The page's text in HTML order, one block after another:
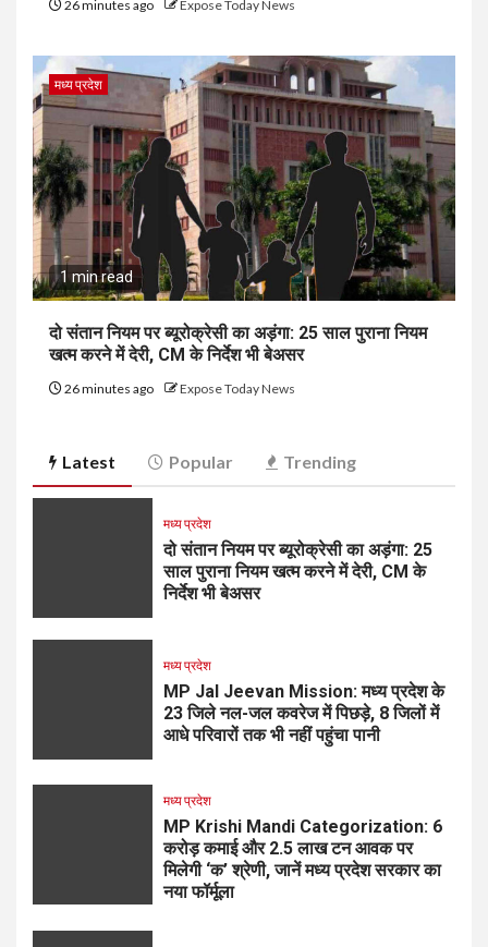
26 minutes ago Expose Today News
मध्य प्रदेश
1 min read
दो संतान नियम पर ब्यूरोक्रेसी का अड़ंगा: 25 साल पुराना नियम
खत्म करने में देरी, CM के निर्देश भी बेअसर
26 minutes ago Expose Today News
Latest Popular Trending
मध्य प्रदेश
दो संतान नियम पर ब्यूरोक्रेसी का अड़ंगा: 25
साल पुराना नियम खत्म करने में देरी, CM के
निर्देश भी बेअसर
मध्य प्रदेश
MP Jal Jeevan Mission: मध्य प्रदेश के
23 जिले नल-जल कवरेज में पिछड़े, 8 जिलों में
आधे परिवारों तक भी नहीं पहुंचा पानी
मध्य प्रदेश
MP Krishi Mandi Categorization: 6
करोड़ कमाई और 2.5 लाख टन आवक पर
मिलेगी ‘क’ श्रेणी, जानें मध्य प्रदेश सरकार का
नया फॉर्मूला